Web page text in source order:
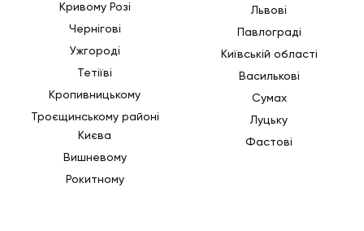
завжди готові поспішити до вас на допомогу.
Кривому Розі
Чернігові
Ужгороді
Тетіїві
Кропивницькому
Троєщинському районі
Києва
Вишневому
Рокитному
Львові
Павлограді
Київській області
Василькові
Сумах
Луцьку
Фастові